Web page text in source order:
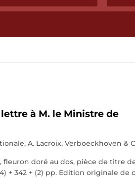
à M. le Ministre de
A. Lacroix, Verboeckhoven &
fleuron doré au dos, pièce de titre
+ 342 + (2) pp. Edition originale de